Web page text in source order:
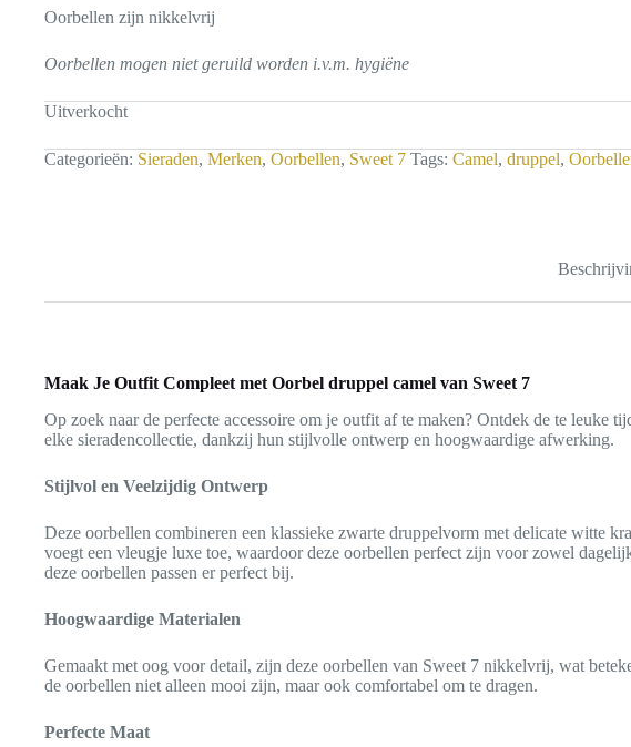
Oorbellen zijn nikkelvrij
Oorbellen mogen niet geruild worden i.v.m. hygiëne
Uitverkocht
Categorieën: Sieraden, Merken, Oorbellen, Sweet 7 Tags: Camel, druppel,
Maak Je Outfit Compleet met Oorbel druppel camel van Sweet 7
Op zoek naar de perfecte accessoire om je outfit af te maken? Ontdek de te leuke
elke sieradencollectie, dankzij hun stijlvolle ontwerp en hoogwaardige afwerking.
Stijlvol en Veelzijdig Ontwerp
Deze oorbellen combineren een klassieke zwarte druppelvorm met delicate witte
voegt een vleugje luxe toe, waardoor deze oorbellen perfect zijn voor zowel
deze oorbellen passen er perfect bij.
Hoogwaardige Materialen
Gemaakt met oog voor detail, zijn deze oorbellen van Sweet 7 nikkelvrij, wat
de oorbellen niet alleen mooi zijn, maar ook comfortabel om te dragen.
Perfecte Maat